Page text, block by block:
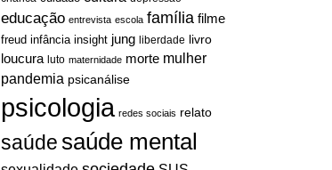
educação entrevista escola família filme
freud infância insight jung liberdade livro
loucura luto maternidade morte mulher
pandemia psicanálise
psicologia redes sociais relato
saúdesaúde mental